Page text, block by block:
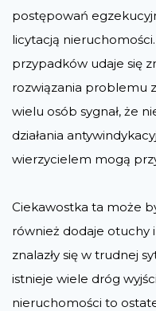
postępowań
licytacją
przypadków udaje się
rozwiązania problemu
wielu osób sygnał, że
działania
wierzycielem mogą
Ciekawostka ta może
również dodaje otuchy
znalazły się w trudnej
istnieje wiele dróg
nieruchomości to